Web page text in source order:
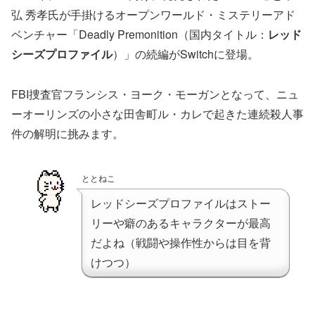
弘 秀孝氏が手掛けるオープンワールド・ミステリーアド
ベンチャー「Deadly Premonition（国内タイトル： レッド
シーズプロファイル）」の続編がSwitchに登場。
FBI捜査官フランシス・ヨーク・モーガンとなって、ニュ
ーオーリンズの小さな田舎町ル・カレで起きた連続殺人事
件の解明に挑みます。
ととねこ
レッドシーズプロファイルはストー
リーや癖のあるキャラクターが最高
だよね（戦闘や操作性からは目を背
けつつ）